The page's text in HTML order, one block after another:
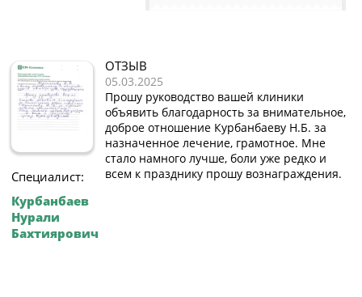
Специалист:
Курбанбаев
Нурали
Бахтиярович
ОТЗЫВ
05.03.2025
Прошу руководство вашей клиники
объявить благодарность за внимательное,
доброе отношение Курбанбаеву Н.Б. за
назначенное лечение, грамотное. Мне
стало намного лучше, боли уже редко и
всем к празднику прошу вознаграждения.